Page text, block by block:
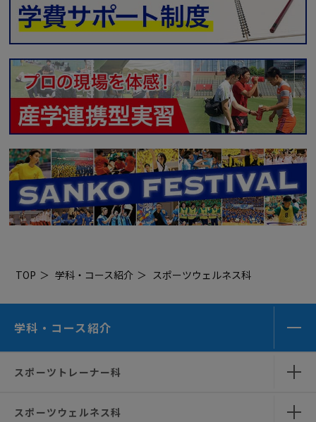
TOP 学科・コース紹介 スポーツウェルネス科
学科・コース紹介
スポーツトレーナー科
スポーツウェルネス科